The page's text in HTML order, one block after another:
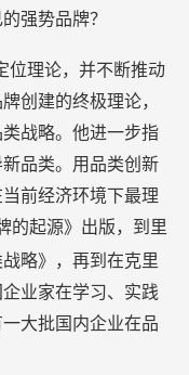
强势品牌？
位理论，并不断推动
创建的终极理论，
战略。他进一步指
品类。用品类创新
前经济环境下最理
的起源》出版，到里
略》，再到在克里
业家在学习、实践
大批国内企业在品